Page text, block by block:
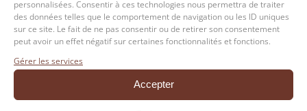
personnalisées. Consentir à ces technologies nous permettra de traiter
des données telles que le comportement de navigation ou les ID uniques
sur ce site. Le fait de ne pas consentir ou de retirer son consentement
peut avoir un effet négatif sur certaines fonctionnalités et fonctions.
Gérer les services
Accepter
applications par exemple.
Des professionnels du parquet utiliserontune
auto-laveuse polisseuse
entretien avec les ustensiles de ménage